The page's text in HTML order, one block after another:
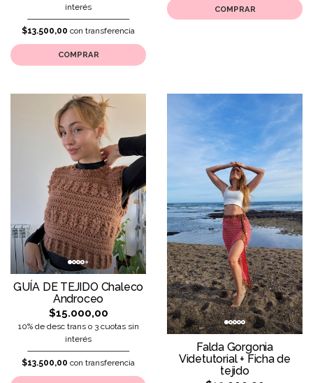
interés
$13.500,00 con transferencia
COMPRAR
COMPRAR
GUÍA DE TEJIDO Chaleco
Androceo
$15.000,00
10% de desc trans o 3 cuotas sin
interés
$13.500,00 con transferencia
Falda Gorgonia
Videtutorial + Ficha de
tejido